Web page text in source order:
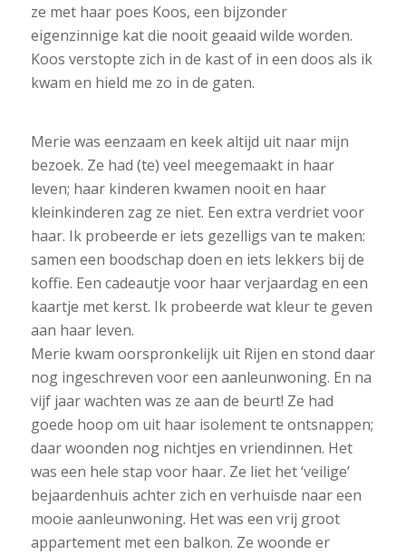
ze met haar poes Koos, een bijzonder
eigenzinnige kat die nooit geaaid wilde worden.
Koos verstopte zich in de kast of in een doos als ik
kwam en hield me zo in de gaten.
Merie was eenzaam en keek altijd uit naar mijn
bezoek. Ze had (te) veel meegemaakt in haar
leven; haar kinderen kwamen nooit en haar
kleinkinderen zag ze niet. Een extra verdriet voor
haar. Ik probeerde er iets gezelligs van te maken:
samen een boodschap doen en iets lekkers bij de
koffie. Een cadeautje voor haar verjaardag en een
kaartje met kerst. Ik probeerde wat kleur te geven
aan haar leven.
Merie kwam oorspronkelijk uit Rijen en stond daar
nog ingeschreven voor een aanleunwoning. En na
vijf jaar wachten was ze aan de beurt! Ze had
goede hoop om uit haar isolement te ontsnappen;
daar woonden nog nichtjes en vriendinnen. Het
was een hele stap voor haar. Ze liet het ‘veilige’
bejaardenhuis achter zich en verhuisde naar een
mooie aanleunwoning. Het was een vrij groot
appartement met een balkon. Ze woonde er